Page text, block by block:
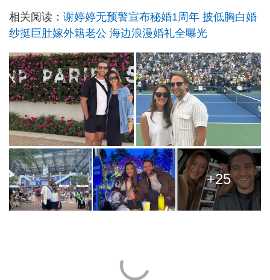
相关阅读： 谢婷婷无预警宣布秘婚1周年 披低胸白婚
纱挺巨肚嫁外籍老公 海边浪漫婚礼全曝光
+25